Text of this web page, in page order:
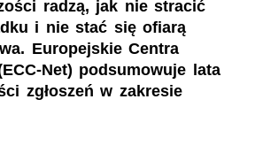
radzą, jak nie stracić
i nie stać się ofiarą
Europejskie Centra
Net) podsumowuje lata
zgłoszeń w zakresie